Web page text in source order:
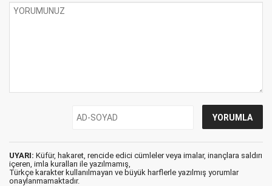
UYARI: Küfür, hakaret, rencide edici cümleler veya imalar, inançlara saldırı
içeren, imla kuralları ile yazılmamış,
Türkçe karakter kullanılmayan ve büyük harflerle yazılmış yorumlar
onaylanmamaktadır.